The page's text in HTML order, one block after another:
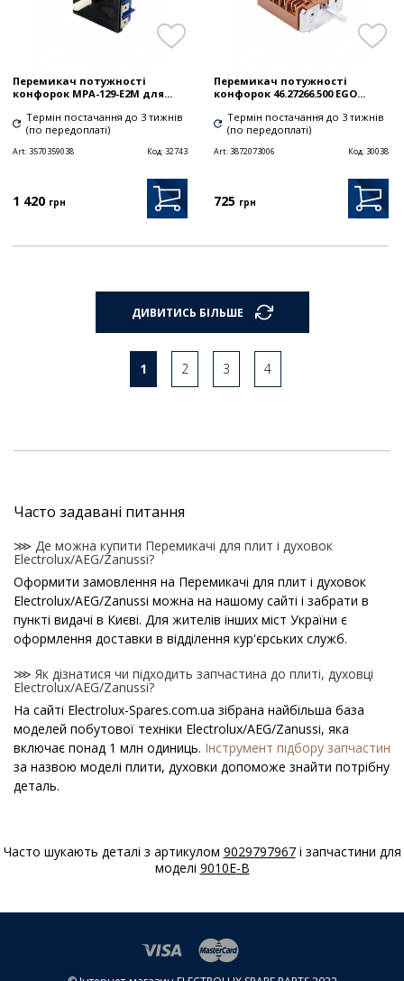
Перемикач потужності
конфорок MPA-129-E2M для...
Термін постачання до 3 тижнів
(по передоплаті)
Art: 3570359038 Код: 32743
1 420 грн
Перемикач потужності
конфорок 46.27266.500 EGO...
Термін постачання до 3 тижнів
(по передоплаті)
Art: 3872073006 Код: 30038
725 грн
ДИВИТИСЬ БІЛЬШЕ
1 2 3 4
Часто задавані питання
⋙ Де можна купити Перемикачі для плит і духовок
Electrolux/AEG/Zanussi?
Оформити замовлення на Перемикачі для плит і духовок
Electrolux/AEG/Zanussi можна на нашому сайті і забрати в
пункті видачі в Києві. Для жителів інших міст України є
оформлення доставки в відділення кур'єрських служб.
⋙ Як дізнатися чи підходить запчастина до плиті, духовці
Electrolux/AEG/Zanussi?
На сайті Electrolux-Spares.com.ua зібрана найбільша база
моделей побутової техніки Electrolux/AEG/Zanussi, яка
включає понад 1 млн одиниць. Інструмент підбору запчастин
за назвою моделі плити, духовки допоможе знайти потрібну
деталь.
Спеціальна наклейка виробника з назвою моделі і іншими
параметрами - шильдик знаходиться на корпусі плити,
Electrolux/AEG/Zanussi?
На нашому сайті можна купити оригінальні Перемикачі для
Часто шукають деталі з артикулом 9029797967і запчастини для
моделі 9010E-B